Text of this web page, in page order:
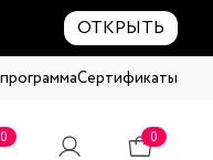
ОТКРЫТЬ
Сертификаты
0
0